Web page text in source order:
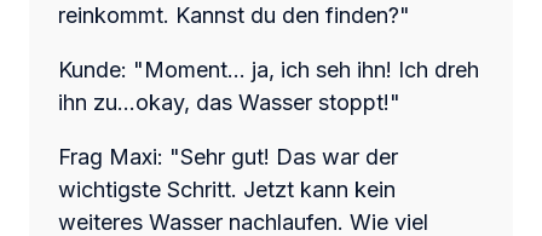
reinkommt. Kannst du den finden?"
Kunde: "Moment... ja, ich seh ihn! Ich dreh
ihn zu...okay, das Wasser stoppt!"
Frag Maxi: "Sehr gut! Das war der
wichtigste Schritt. Jetzt kann kein
weiteres Wasser nachlaufen. Wie viel